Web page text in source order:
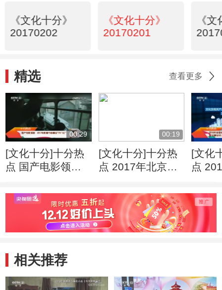
《文化十分》
20170202
《文化十分》
20170201
《
精选 查看更多
00:29
[文化十分]十分热
点 国产电影领跑
喜迎“开门红”
00:19
[文化十分]十分热
点 2017年北京艺
创新高
[文化
点
产业
增长
相关推荐